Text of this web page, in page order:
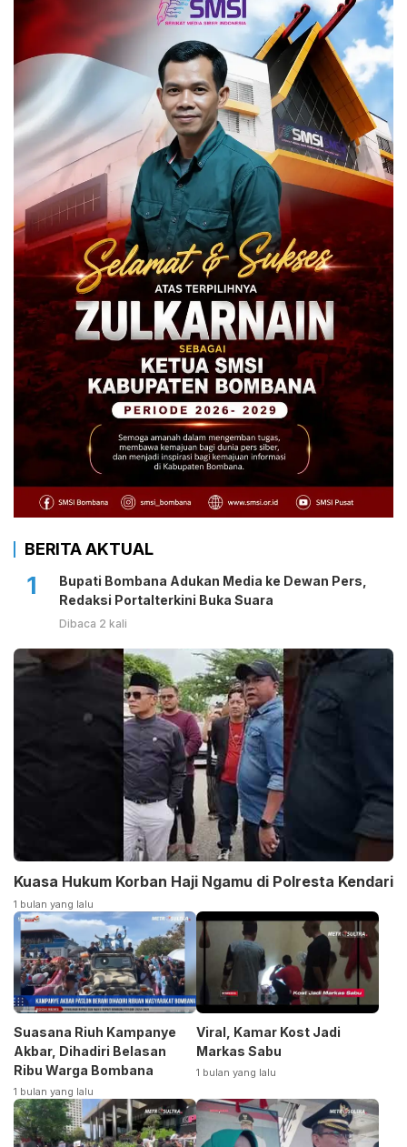
BERITA AKTUAL
1
Bupati Bombana Adukan Media ke Dewan Pers,
Redaksi Portalterkini Buka Suara
Dibaca 2 kali
Kuasa Hukum Korban Haji Ngamu di Polresta Kendari
1 bulan yang lalu
Suasana Riuh Kampanye
Akbar, Dihadiri Belasan
Ribu Warga Bombana
1 bulan yang lalu
Viral, Kamar Kost Jadi
Markas Sabu
1 bulan yang lalu